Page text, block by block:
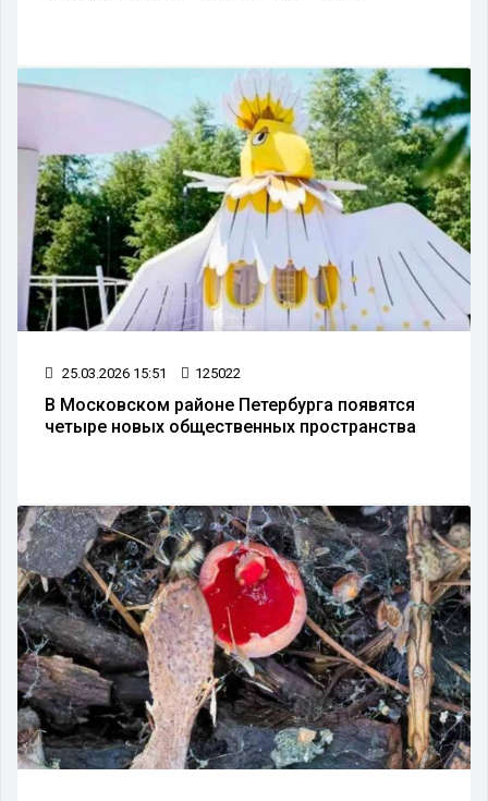
25.03.2026 15:51 125022
В Московском районе Петербурга появятся
четыре новых общественных пространства